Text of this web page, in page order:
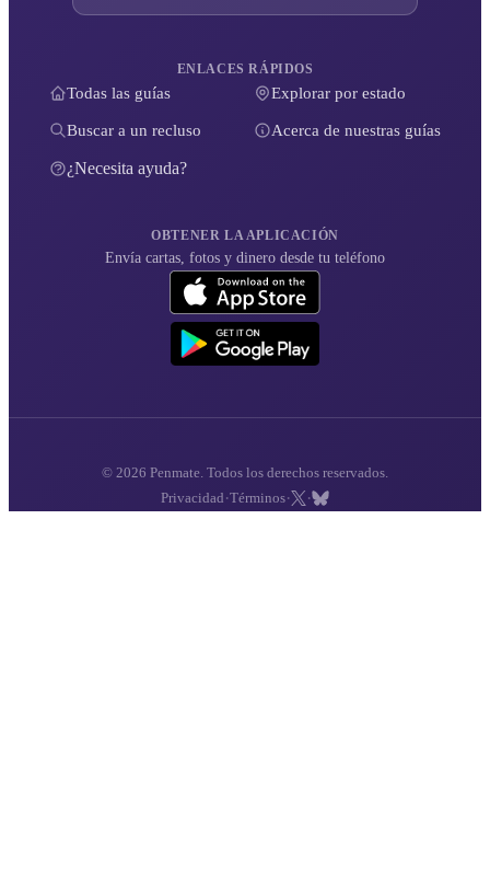
ENLACES RÁPIDOS
Todas las guías Explorar por estado
Buscar a un recluso Acerca de nuestras guías
¿Necesita ayuda?
OBTENER LA APLICACIÓN
Envía cartas, fotos y dinero desde tu teléfono
© 2026 Penmate. Todos los derechos reservados.
Privacidad ·Términos· ·